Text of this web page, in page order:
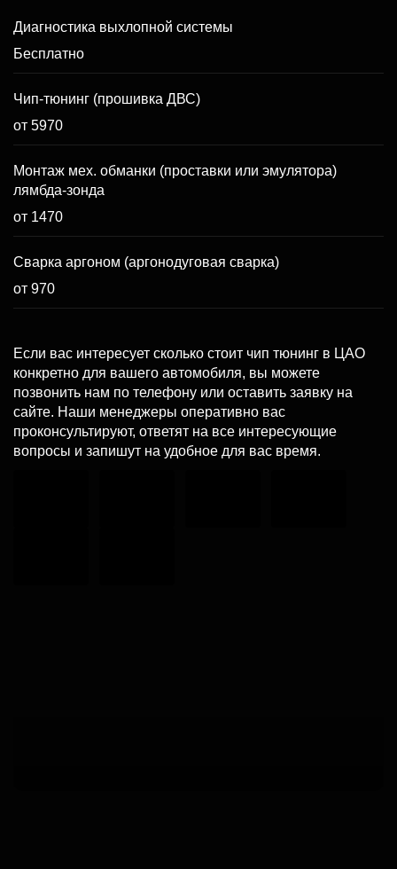
Диагностика выхлопной системы
Бесплатно
Чип-тюнинг (прошивка ДВС)
от 5970
Монтаж мех. обманки (проставки или эмулятора)
лямбда-зонда
от 1470
Сварка аргоном (аргонодуговая сварка)
от 970
Если вас интересует сколько стоит чип тюнинг в ЦАО
конкретно для вашего автомобиля, вы можете
позвонить нам по телефону или оставить заявку на
сайте. Наши менеджеры оперативно вас
проконсультируют, ответят на все интересующие
вопросы и запишут на удобное для вас время.